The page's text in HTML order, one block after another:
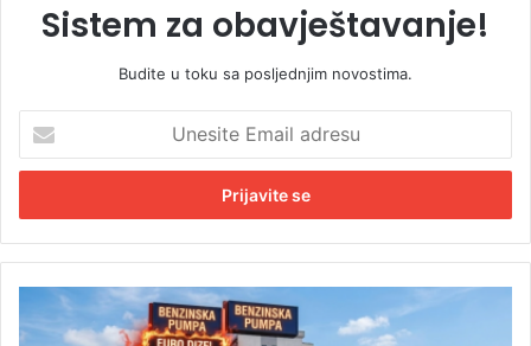
Sistem za obavještavanje!
Budite u toku sa posljednjim novostima.
e
i
t
m
a